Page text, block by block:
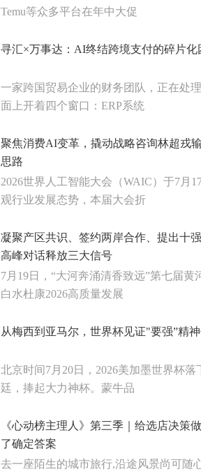
Temu等众多平台在年中大促
寻汇×万事达：AI终结跨境支付的碎片化
一家跨国贸易企业的财务团队，正在处
面上开着四个窗口：ERP系统
聚焦消费AI变革，撬动战略咨询林超戎
思路
2026世界人工智能大会（WAIC）于7月
观行业发展态势，本届大会折
凝聚产区共识、签约两岸合作、提出十
高峰对话释放三大信号
7月19日，“大河奔涌清香致远”第七届
白水杜康2026高质量发展
从梅西到亚马尔，世界杯见证"要强”精
北京时间7月20日，2026美加墨世界杯
廷，捧起大力神杯。蒙牛品
《心动榜主理人》第三季｜给选店决策
了确定答案
去一座陌生的城市旅行,沿途风景尚可随